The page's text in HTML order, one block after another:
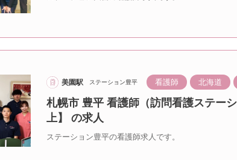
美園駅 ステーション豊平 看護師 北海道
札幌市 豊平 看護師（訪問看護ステー
上】 の求人
ステーション豊平の看護師求人です。